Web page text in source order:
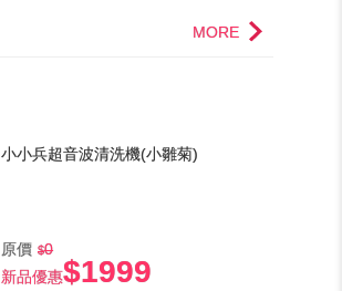
MORE
小小兵超音波清洗機(小雛菊)
原價
0
新品優惠$1999